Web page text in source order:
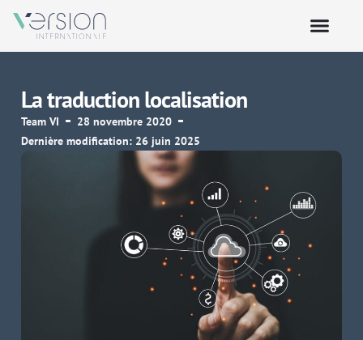
La traduction localisation
Team VI
28 novembre 2020
Dernière modification: 26 juin 2025